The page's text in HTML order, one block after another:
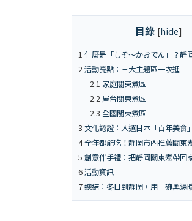
目錄 [hide]
1 什麼是「しぞ〜かおでん」？靜
2活動亮點：三大主題區一次逛
2.1 家庭關東煮區
2.2屋台關東煮區
2.3 全國關東煮區
3 文化認證：入選日本「百年美食」
4全年都能吃！靜岡市內推薦關東
5 創意伴手禮：把靜岡關東煮帶回
6活動資訊
7總結：冬日到靜岡，用一碗黑湯